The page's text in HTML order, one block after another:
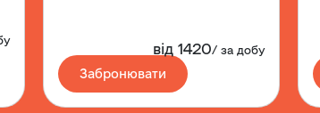
від 1420/за добу
Забронювати